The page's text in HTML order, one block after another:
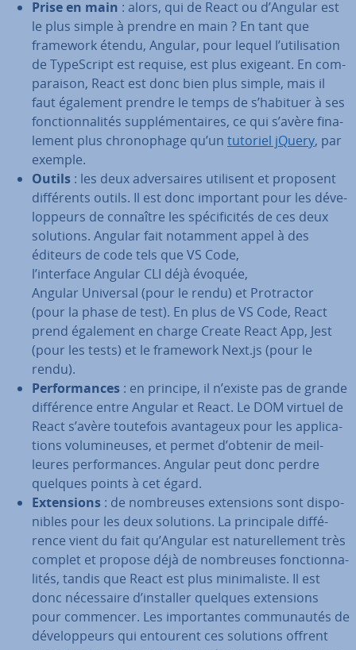
Prise en main : alors, qui de React ou d’Angular est
le plus simple à prendre en main ? En tant que
framework étendu, Angular, pour lequel l’uti­li­sa­tion
de Ty­peS­cript est requise, est plus exigeant. En com­
pa­rai­son, React est donc bien plus simple, mais il
faut également prendre le temps de s’habituer à ses
fonc­tion­na­li­tés sup­plé­men­taires, ce qui s’avère fi­na­
le­ment plus chro­no­phage qu’un tutoriel jQuery, par
exemple.
Outils : les deux ad­ver­saires utilisent et proposent
dif­fé­rents outils. Il est donc important pour les dé­ve­
lop­peurs de connaître les spé­ci­fi­ci­tés de ces deux
solutions. Angular fait notamment appel à des
éditeurs de code tels que VS Code,
l’interface Angular CLI déjà évoquée,
Angular Universal (pour le rendu) et Pro­trac­tor
(pour la phase de test). En plus de VS Code, React
prend également en charge Create React App, Jest
(pour les tests) et le framework Next.js (pour le
rendu).
Per­for­mances : en principe, il n’existe pas de grande
dif­fé­rence entre Angular et React. Le DOM virtuel de
React s’avère toutefois avan­ta­geux pour les ap­pli­ca­
tions vo­lu­mi­neuses, et permet d’obtenir de meil­
leures per­for­mances. Angular peut donc perdre
quelques points à cet égard.
Ex­ten­sions : de nom­breuses ex­ten­sions sont dis­po­
nibles pour les deux solutions. La prin­ci­pale dif­fé­
rence vient du fait qu’Angular est na­tu­rel­le­ment très
complet et propose déjà de nom­breuses fonc­tion­na­
li­tés, tandis que React est plus mi­ni­ma­liste. Il est
donc né­ces­saire d’installer quelques ex­ten­sions
pour commencer. Les im­por­tantes com­mu­nau­tés de
dé­ve­lop­peurs qui entourent ces solutions offrent